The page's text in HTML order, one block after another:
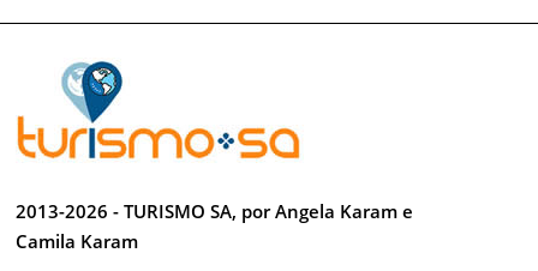
2013-2026 - TURISMO SA, por Angela Karam e
Camila Karam